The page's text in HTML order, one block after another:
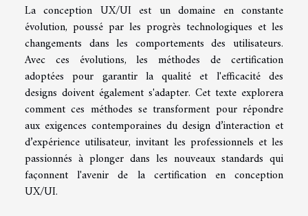
La conception UX/UI est un domaine en constante
évolution, poussé par les progrès technologiques et les
changements dans les comportements des utilisateurs.
Avec ces évolutions, les méthodes de certification
adoptées pour garantir la qualité et l'efficacité des
designs doivent également s'adapter. Cet texte explorera
comment ces méthodes se transforment pour répondre
aux exigences contemporaines du design d’interaction et
d’expérience utilisateur, invitant les professionnels et les
passionnés à plonger dans les nouveaux standards qui
façonnent l'avenir de la certification en conception
UX/UI.